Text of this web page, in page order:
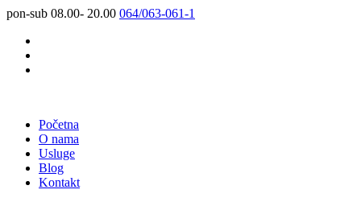
pon-sub 08.00- 20.00 064/063-061-1
Početna
O nama
Usluge
Blog
Kontakt